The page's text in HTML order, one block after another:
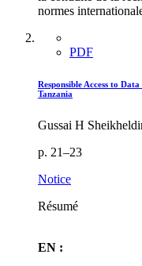
normes
PDF
Responsible Access to
Tanzania
Gussai H
p. 21–23
Notice
Résumé
EN :